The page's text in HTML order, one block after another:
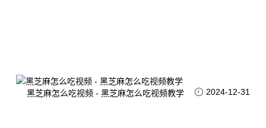
黑芝麻怎么吃视频 - 黑芝麻怎么吃视频教学 2024-12-31